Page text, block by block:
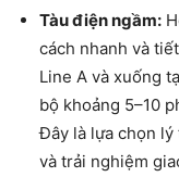
Tàu điện ngầm:
cách nhanh và
Line A và xuống
bộ khoảng 5–10
Đây là lựa chọn
và trải nghiệm